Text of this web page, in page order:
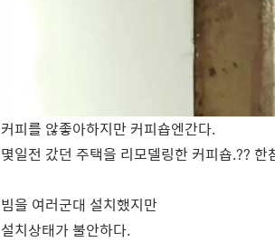
커피를 않좋아하지만 커피숍엔간다.
몇일전 갔던 주택을 리모델링한 커피숍.??
빔을 여러군대 설치했지만
설치상태가 불안하다.